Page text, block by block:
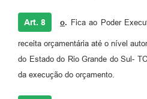
Art. 8 o. Fica ao Poder
receita orçamentária até o nível
do Estado do Rio Grande do Sul-
da execução do orçamento.